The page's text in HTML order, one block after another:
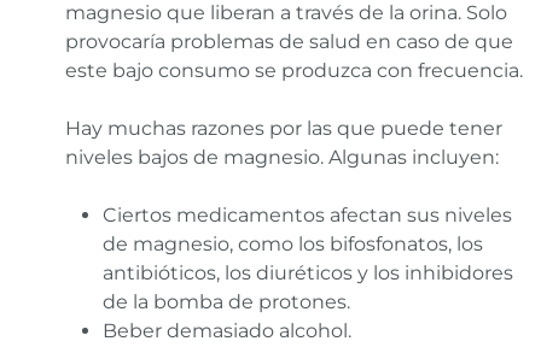
magnesio que liberan a través de la orina. Solo
provocaría problemas de salud en caso de que
este bajo consumo se produzca con frecuencia.
Hay muchas razones por las que puede tener
niveles bajos de magnesio. Algunas incluyen:
Ciertos medicamentos afectan sus niveles
de magnesio, como los bifosfonatos, los
antibióticos, los diuréticos y los inhibidores
de la bomba de protones.
Beber demasiado alcohol.